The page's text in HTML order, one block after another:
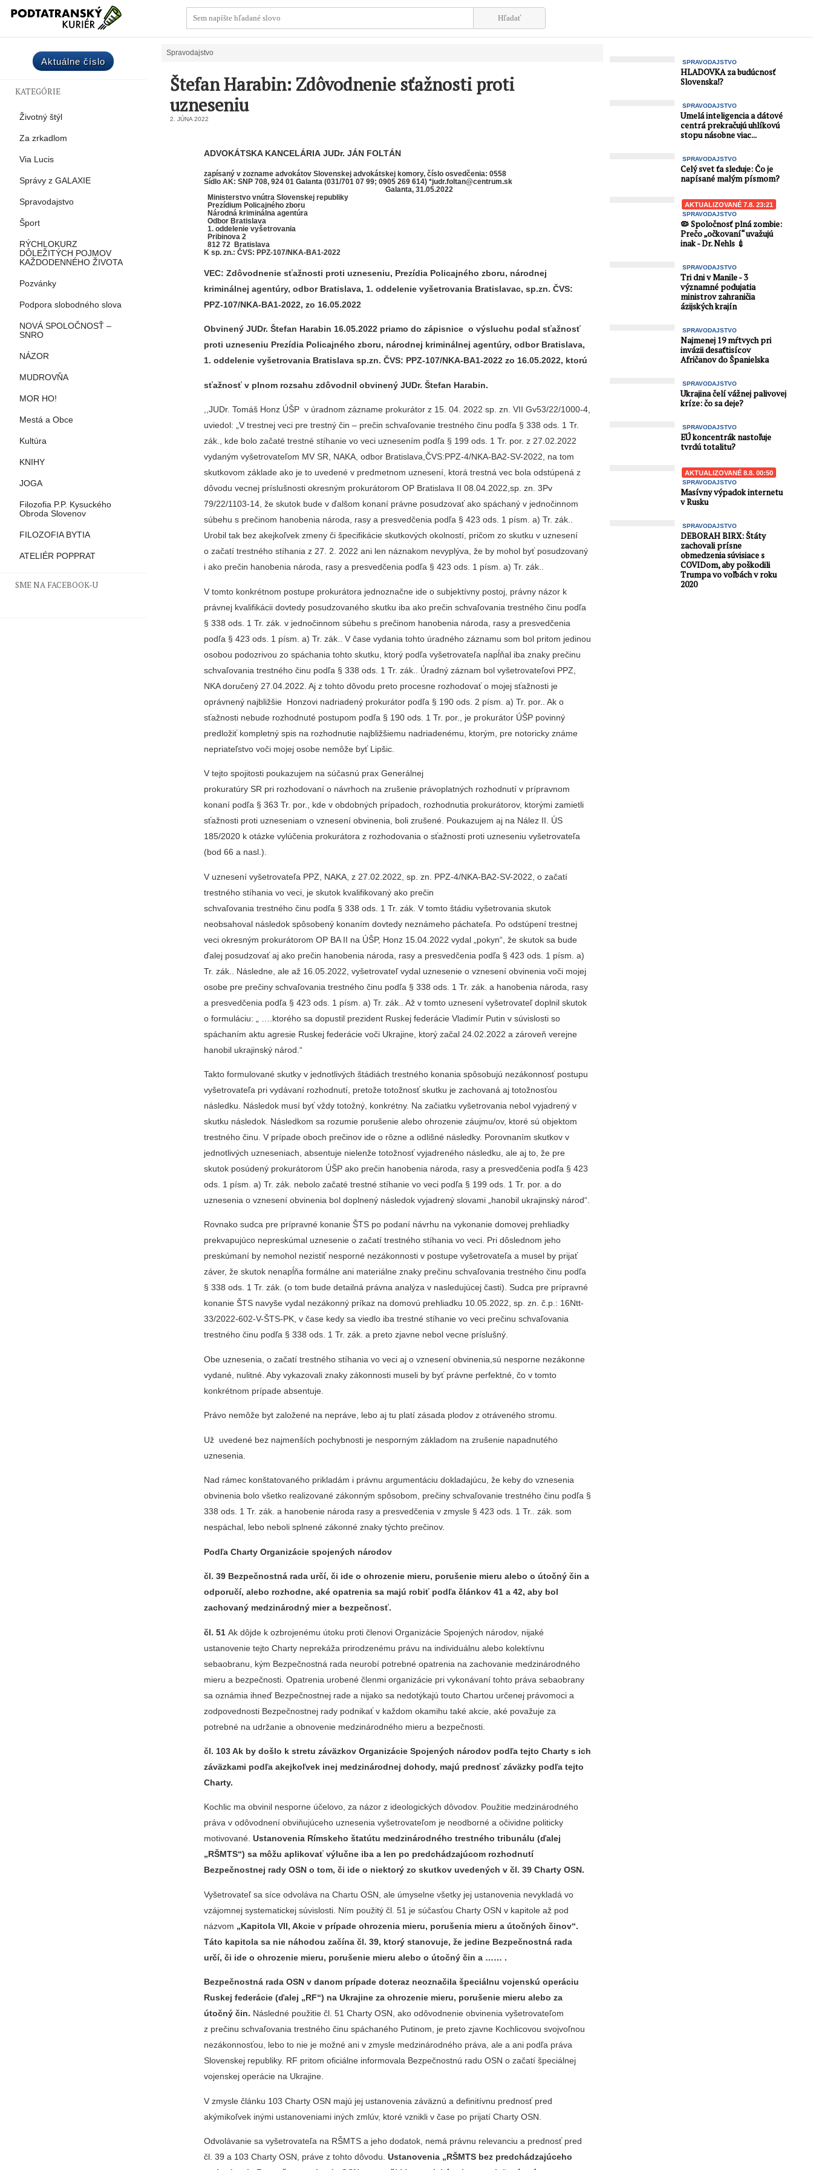
Aktuálne číslo
KATEGÓRIE
Životný štýl
Za zrkadlom
Via Lucis
Správy z GALAXIE
Spravodajstvo
Šport
RÝCHLOKURZ
DÔLEŽITÝCH POJMOV
KAŽDODENNÉHO ŽIVOTA
Pozvánky
Podpora slobodného slova
NOVÁ SPOLOČNOSŤ –
SNRO
NÁZOR
MUDROVŇA
MOR HO!
Mestá a Obce
Kultúra
KNIHY
JOGA
Filozofia P.P. Kysuckého
Obroda Slovenov
FILOZOFIA BYTIA
ATELIÉR POPPRAT
SME NA FACEBOOK-U
Spravodajstvo
Štefan Harabin: Zdôvodnenie sťažnosti proti
uzneseniu
2. JÚNA 2022
ADVOKÁTSKA KANCELÁRIA JUDr. JÁN FOLTÁN
zapísaný v zozname advokátov Slovenskej advokátskej komory, číslo osvedčenia: 0558
Sídlo AK: SNP 708, 924 01 Galanta (031/701 07 99; 0905 269 614) *judr.foltan@centrum.sk
Galanta, 31.05.2022
Ministerstvo vnútra Slovenskej republiky
Prezídium Policajného zboru
Národná kriminálna agentúra
Odbor Bratislava
1. oddelenie vyšetrovania
Pribinova 2
812 72 Bratislava
K sp. zn.: ČVS: PPZ-107/NKA-BA1-2022
VEC: Zdôvodnenie sťažnosti proti uzneseniu, Prezídia Policajného zboru, národnej
kriminálnej agentúry, odbor Bratislava, 1. oddelenie vyšetrovania Bratislavac, sp.zn. ČVS:
PPZ-107/NKA-BA1-2022, zo 16.05.2022
Obvinený JUDr. Štefan Harabin 16.05.2022 priamo do zápisnice o výsluchu podal sťažnosť
proti uzneseniu Prezídia Policajného zboru, národnej kriminálnej agentúry, odbor Bratislava,
1. oddelenie vyšetrovania Bratislava sp.zn. ČVS: PPZ-107/NKA-BA1-2022 zo 16.05.2022, ktorú
sťažnosť v plnom rozsahu zdôvodnil obvinený JUDr. Štefan Harabin.
,,JUDr. Tomáš Honz ÚŠP v úradnom zázname prokurátor z 15. 04. 2022 sp. zn. VII Gv53/22/1000-4,
uviedol: „V trestnej veci pre trestný čin – prečin schvaľovanie trestného činu podľa § 338 ods. 1 Tr.
zák., kde bolo začaté trestné stíhanie vo veci uznesením podľa § 199 ods. 1 Tr. por. z 27.02.2022
vydaným vyšetrovateľom MV SR, NAKA, odbor Bratislava,ČVS:PPZ-4/NKA-BA2-SV-2022, na tom
skutkovom základe ako je to uvedené v predmetnom uznesení, ktorá trestná vec bola odstúpená z
dôvodu vecnej príslušnosti okresným prokurátorom OP Bratislava II 08.04.2022,sp. zn. 3Pv
79/22/1103-14, že skutok bude v ďalšom konaní právne posudzovať ako spáchaný v jednočinnom
súbehu s prečinom hanobenia národa, rasy a presvedčenia podľa § 423 ods. 1 písm. a) Tr. zák..
Urobil tak bez akejkoľvek zmeny či špecifikácie skutkových okolností, pričom zo skutku v uznesení
o začatí trestného stíhania z 27. 2. 2022 ani len náznakom nevyplýva, že by mohol byť posudzovaný
i ako prečin hanobenia národa, rasy a presvedčenia podľa § 423 ods. 1 písm. a) Tr. zák..
V tomto konkrétnom postupe prokurátora jednoznačne ide o subjektívny postoj, právny názor k
právnej kvalifikácii dovtedy posudzovaného skutku iba ako prečin schvaľovania trestného činu podľa
§ 338 ods. 1 Tr. zák. v jednočinnom súbehu s prečinom hanobenia národa, rasy a presvedčenia
podľa § 423 ods. 1 písm. a) Tr. zák.. V čase vydania tohto úradného záznamu som bol pritom jedinou
osobou podozrivou zo spáchania tohto skutku, ktorý podľa vyšetrovateľa napĺňal iba znaky prečinu
schvaľovania trestného činu podľa § 338 ods. 1 Tr. zák.. Úradný záznam bol vyšetrovateľovi PPZ,
NKA doručený 27.04.2022. Aj z tohto dôvodu preto procesne rozhodovať o mojej sťažnosti je
oprávnený najbližšie Honzovi nadriadený prokurátor podľa § 190 ods. 2 písm. a) Tr. por.. Ak o
sťažnosti nebude rozhodnuté postupom podľa § 190 ods. 1 Tr. por., je prokurátor ÚŠP povinný
predložiť kompletný spis na rozhodnutie najbližšiemu nadriadenému, ktorým, pre notoricky známe
nepriateľstvo voči mojej osobe nemôže byť Lipšic.
V tejto spojitosti poukazujem na súčasnú prax Generálnej
prokuratúry SR pri rozhodovaní o návrhoch na zrušenie právoplatných rozhodnutí v prípravnom
konaní podľa § 363 Tr. por., kde v obdobných prípadoch, rozhodnutia prokurátorov, ktorými zamietli
sťažnosti proti uzneseniam o vznesení obvinenia, boli zrušené. Poukazujem aj na Nález II. ÚS
185/2020 k otázke vylúčenia prokurátora z rozhodovania o sťažnosti proti uzneseniu vyšetrovateľa
(bod 66 a nasl.).
V uznesení vyšetrovateľa PPZ, NAKA, z 27.02.2022, sp. zn. PPZ-4/NKA-BA2-SV-2022, o začatí
trestného stíhania vo veci, je skutok kvalifikovaný ako prečin
schvaľovania trestného činu podľa § 338 ods. 1 Tr. zák. V tomto štádiu vyšetrovania skutok
neobsahoval následok spôsobený konaním dovtedy neznámeho páchateľa. Po odstúpení trestnej
veci okresným prokurátorom OP BA II na ÚŠP, Honz 15.04.2022 vydal „pokyn“, že skutok sa bude
ďalej posudzovať aj ako prečin hanobenia národa, rasy a presvedčenia podľa § 423 ods. 1 písm. a)
Tr. zák.. Následne, ale až 16.05.2022, vyšetrovateľ vydal uznesenie o vznesení obvinenia voči mojej
osobe pre prečiny schvaľovania trestného činu podľa § 338 ods. 1 Tr. zák. a hanobenia národa, rasy
a presvedčenia podľa § 423 ods. 1 písm. a) Tr. zák.. Až v tomto uznesení vyšetrovateľ doplnil skutok
o formuláciu: „ ….ktorého sa dopustil prezident Ruskej federácie Vladimír Putin v súvislosti so
spáchaním aktu agresie Ruskej federácie voči Ukrajine, ktorý začal 24.02.2022 a zároveň verejne
hanobil ukrajinský národ.“
Takto formulované skutky v jednotlivých štádiách trestného konania spôsobujú nezákonnosť postupu
vyšetrovateľa pri vydávaní rozhodnutí, pretože totožnosť skutku je zachovaná aj totožnosťou
následku. Následok musí byť vždy totožný, konkrétny. Na začiatku vyšetrovania nebol vyjadrený v
skutku následok. Následkom sa rozumie porušenie alebo ohrozenie záujmu/ov, ktoré sú objektom
trestného činu. V prípade oboch prečinov ide o rôzne a odlišné následky. Porovnaním skutkov v
jednotlivých uzneseniach, absentuje nielenže totožnosť vyjadreného následku, ale aj to, že pre
skutok posúdený prokurátorom ÚŠP ako prečin hanobenia národa, rasy a presvedčenia podľa § 423
ods. 1 písm. a) Tr. zák. nebolo začaté trestné stíhanie vo veci podľa § 199 ods. 1 Tr. por. a do
uznesenia o vznesení obvinenia bol doplnený následok vyjadrený slovami „hanobil ukrajinský národ“.
Rovnako sudca pre prípravné konanie ŠTS po podaní návrhu na vykonanie domovej prehliadky
prekvapujúco nepreskúmal uznesenie o začatí trestného stíhania vo veci. Pri dôslednom jeho
preskúmaní by nemohol nezistiť nesporné nezákonnosti v postupe vyšetrovateľa a musel by prijať
záver, že skutok nenapĺňa formálne ani materiálne znaky prečinu schvaľovania trestného činu podľa
§ 338 ods. 1 Tr. zák. (o tom bude detailná právna analýza v nasledujúcej časti). Sudca pre prípravné
konanie ŠTS navyše vydal nezákonný príkaz na domovú prehliadku 10.05.2022, sp. zn. č.p.: 16Ntt-
33/2022-602-V-ŠTS-PK, v čase kedy sa viedlo iba trestné stíhanie vo veci prečinu schvaľovania
trestného činu podľa § 338 ods. 1 Tr. zák. a preto zjavne nebol vecne príslušný.
Obe uznesenia, o začatí trestného stíhania vo veci aj o vznesení obvinenia,sú nesporne nezákonne
vydané, nulitné. Aby vykazovali znaky zákonnosti museli by byť právne perfektné, čo v tomto
konkrétnom prípade absentuje.
Právo nemôže byt založené na nepráve, lebo aj tu platí zásada plodov z otráveného stromu.
Už uvedené bez najmenších pochybnosti je nesporným základom na zrušenie napadnutého
uznesenia.
Nad rámec konštatovaného prikladám i právnu argumentáciu dokladajúcu, že keby do vznesenia
obvinenia bolo všetko realizované zákonným spôsobom, prečiny schvaľovanie trestného činu podľa §
338 ods. 1 Tr. zák. a hanobenie národa rasy a presvedčenia v zmysle § 423 ods. 1 Tr.. zák. som
nespáchal, lebo neboli splnené zákonné znaky týchto prečinov.
Podľa Charty Organizácie spojených národov
čl. 39 Bezpečnostná rada určí, či ide o ohrozenie mieru, porušenie mieru alebo o útočný čin a
odporučí, alebo rozhodne, aké opatrenia sa majú robiť podľa článkov 41 a 42, aby bol
zachovaný medzinárodný mier a bezpečnosť.
čl.51Ak dôjde k ozbrojenému útoku proti členovi Organizácie Spojených národov, nijaké
ustanovenie tejto Charty neprekáža prirodzenému právu na individuálnu alebo kolektívnu
sebaobranu, kým Bezpečnostná rada neurobí potrebné opatrenia na zachovanie medzinárodného
mieru a bezpečnosti. Opatrenia urobené členmi organizácie pri vykonávaní tohto práva sebaobrany
sa oznámia ihneď Bezpečnostnej rade a nijako sa nedotýkajú touto Chartou určenej právomoci a
zodpovednosti Bezpečnostnej rady podnikať v každom okamihu také akcie, aké považuje za
potrebné na udržanie a obnovenie medzinárodného mieru a bezpečnosti.
čl. 103 Ak by došlo k stretu záväzkov Organizácie Spojených národov podľa tejto Charty s ich
záväzkami podľa akejkoľvek inej medzinárodnej dohody, majú prednosť záväzky podľa tejto
Charty.
Kochlic ma obvinil nesporne účelovo, za názor z ideologických dôvodov. Použitie medzinárodného
práva v odôvodnení obviňujúceho uznesenia vyšetrovateľom je neodborné a očividne politicky
motivované.Ustanovenia Rímskeho štatútu medzinárodného trestného tribunálu (ďalej
„RŠMTS“) sa môžu aplikovaťvýlučne iba a len po predchádzajúcom rozhodnutí
Bezpečnostnej rady OSN o tom, či ide o niektorý zo skutkov uvedených v čl. 39 Charty OSN.
Vyšetrovateľ sa síce odvoláva na Chartu OSN, ale úmyselne všetky jej ustanovenia nevykladá vo
vzájomnej systematickej súvislosti. Ním použitý čl. 51 je súčasťou Charty OSN v kapitole až pod
názvom „Kapitola VII, Akcie v prípade ohrozenia mieru, porušenia mieru a útočných činov“.
Táto kapitola sa nie náhodou začína čl. 39, ktorý stanovuje, že jedine Bezpečnostná rada
určí, či ide o ohrozenie mieru, porušenie mieru alebo o útočný čina …… .
Bezpečnostná rada OSN v danom prípade doteraz neoznačila špeciálnu vojenskú operáciu
Ruskej federácie (ďalej „RF“) na Ukrajine za ohrozenie mieru, porušenie mieru alebo za
útočný čin. Následné použitie čl. 51 Charty OSN, ako odôvodnenie obvinenia vyšetrovateľom
z prečinu schvaľovania trestného činu spáchaného Putinom, je preto zjavne Kochlicovou svojvoľnou
nezákonnosťou, lebo to nie je možné ani v zmysle medzinárodného práva, ale a ani podľa práva
Slovenskej republiky. RF pritom oficiálne informovala Bezpečnostnú radu OSN o začatí špeciálnej
vojenskej operácie na Ukrajine.
V zmysle článku 103 Charty OSN majú jej ustanovenia záväznú a definitívnu prednosť pred
akýmikoľvek inými ustanoveniami iných zmlúv, ktoré vznikli v čase po prijatí Charty OSN.
Odvolávanie sa vyšetrovateľa na RŠMTS a jeho dodatok, nemá právnu relevanciu a prednosť pred
čl. 39 a 103 Charty OSN, práve z tohto dôvodu.Ustanovenia „RŠMTS bez predchádzajúceho
SPRAVODAJSTVO
HLADOVKA za budúcnosť
Slovenska⁉️
SPRAVODAJSTVO
Umelá inteligencia a dátové
centrá prekračujú uhlíkovú
stopu násobne viac...
SPRAVODAJSTVO
Celý svet ťa sleduje: Čo je
napísané malým písmom?
AKTUALIZOVANÉ 7.8. 23:21
SPRAVODAJSTVO
🦠 Spoločnosť plná zombie:
Prečo „očkovaní“ uvažujú
inak - Dr. Nehls 💉
SPRAVODAJSTVO
Tri dni v Manile - 3
významné podujatia
ministrov zahraničia
ázijských krajín
SPRAVODAJSTVO
Najmenej 19 mŕtvych pri
invázii desaťtisícov
Afričanov do Španielska
SPRAVODAJSTVO
Ukrajina čelí vážnej palivovej
kríze: čo sa deje?
SPRAVODAJSTVO
EÚ koncentrák nastoľuje
tvrdú totalitu?
AKTUALIZOVANÉ 8.8. 00:50
SPRAVODAJSTVO
Masívny výpadok internetu
v Rusku
SPRAVODAJSTVO
DEBORAH BIRX: Štáty
zachovali prísne
obmedzenia súvisiace s
COVIDom, aby poškodili
Trumpa vo voľbách v roku
2020